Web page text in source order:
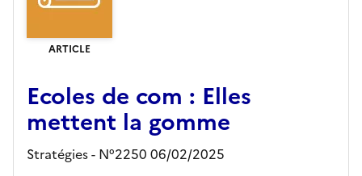
ARTICLE
Ecoles de com : Elles
mettent la gomme
Stratégies - N°2250 06/02/2025